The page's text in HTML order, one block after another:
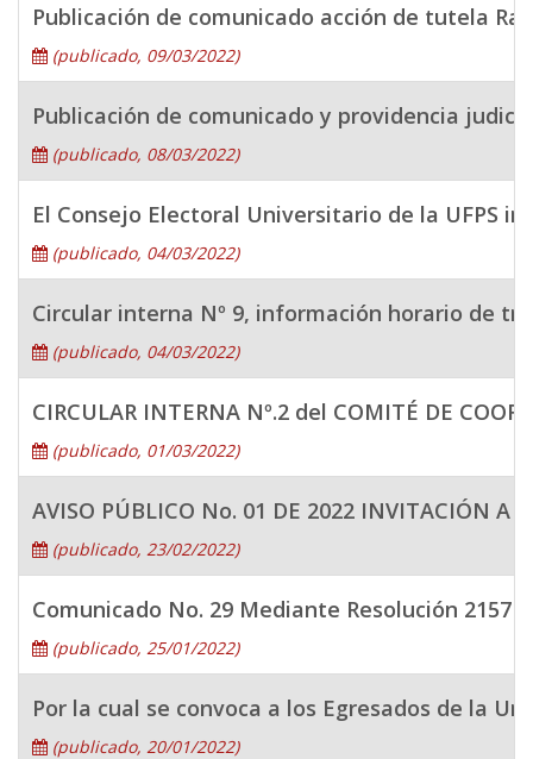
Publicación de comunicado acción de tutela
(publicado, 09/03/2022)
Publicación de comunicado y providencia
(publicado, 08/03/2022)
El Consejo Electoral Universitario de la UFPS
(publicado, 04/03/2022)
Circular interna Nº 9, información horario de
(publicado, 04/03/2022)
CIRCULAR INTERNA Nº.2 del COMITÉ DE
(publicado, 01/03/2022)
AVISO PÚBLICO No. 01 DE 2022 INVITACIÓN
(publicado, 23/02/2022)
Comunicado No. 29 Mediante Resolución
(publicado, 25/01/2022)
Por la cual se convoca a los Egresados de la
(publicado, 20/01/2022)